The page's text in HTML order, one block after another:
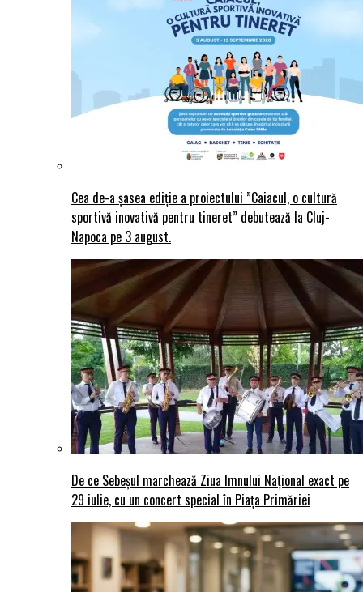
Cea de-a șasea ediție a proiectului ”Caiacul, o cultură
sportivă inovativă pentru tineret” debutează la Cluj-
Napoca pe 3 august.
De ce Sebeșul marchează Ziua Imnului Național exact pe
29 iulie, cu un concert special în Piața Primăriei